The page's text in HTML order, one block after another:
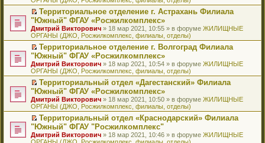
щ
е
н
и
ю
у
с
о
о
б
щ
е
н
и
ю
а
н
н
о
м
у
с
о
о
б
щ
е
н
и
ю
р
о
ч
и
т
а
н
н
о
м
у
с
о
о
б
щ
е
н
и
ю
м
у
н
е
п
р
о
ч
и
т
а
н
н
о
м
у
с
о
о
б
п
е
р
в
о
м
у
н
е
п
р
о
ч
и
т
а
н
н
о
м
е
й
т
и
к
п
е
р
в
о
м
у
н
е
п
р
о
ч
и
т
П
е
р
е
й
т
и
к
п
е
р
в
о
м
у
н
е
п
Территориальное отделение г. Астрахань Филиала
"Южный" ФГАУ «Росжилкомплекс»
Дмитрий Викторович » 18 мар 2021, 10:55 » в форуме ЖИЛИЩНЫЕ
ОРГАНЫ (ДЖО, Росжилкомплекс, филиалы, отделы)
П
е
р
е
й
т
и
к
п
е
р
в
о
Территориальное отделение г. Волгоград Филиала
"Южный" ФГАУ «Росжилкомплекс»
Дмитрий Викторович » 18 мар 2021, 10:54 » в форуме ЖИЛИЩНЫЕ
ОРГАНЫ (ДЖО, Росжилкомплекс, филиалы, отделы)
П
е
р
е
й
т
и
к
Территориальный отдел «Дагестанский» Филиала
"Южный" ФГАУ «Росжилкомплекс»
Дмитрий Викторович » 18 мар 2021, 10:50 » в форуме ЖИЛИЩНЫЕ
ОРГАНЫ (ДЖО, Росжилкомплекс, филиалы, отделы)
П
е
р
Территориальный отдел «Краснодарский» Филиала
"Южный" ФГАУ "Росжилкомплекс"
Дмитрий Викторович » 18 мар 2021, 10:46 » в форуме ЖИЛИЩНЫЕ
ОРГАНЫ (ДЖО, Росжилкомплекс, филиалы, отделы)